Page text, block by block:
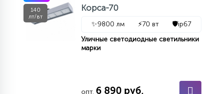
140
лт/вт
Корса-70
✨9800 лм ⚡70 вт 🛡️ip67
Уличные светодиодные светильники
марки
опт. 6 890 руб.